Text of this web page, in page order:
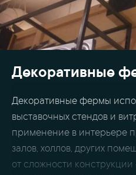
Декоративные
Декоративные фермы
выставочных стендов и
применение в интерьере
залов, холлов, других
от сложности